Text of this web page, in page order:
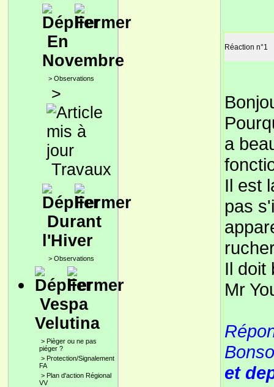
En
Novembre
> Observations
>
Travaux
Durant
l'Hiver
> Observations
Vespa
Velutina
> Pièger ou ne pas
piéger ?
> Protection/Signalement
FA
> Plan d'action Régional
VV
Réaction n°1
a
Il est
pas
Il doit
Mr
et